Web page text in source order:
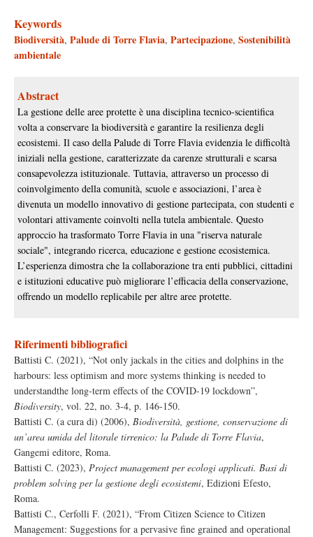
Keywords
Biodiversità, Palude di Torre Flavia, Partecipazione, Sostenibilità
ambientale
Abstract
La gestione delle aree protette è una disciplina tecnico-scientifica
volta a conservare la biodiversità e garantire la resilienza degli
ecosistemi. Il caso della Palude di Torre Flavia evidenzia le difficoltà
iniziali nella gestione, caratterizzate da carenze strutturali e scarsa
consapevolezza istituzionale. Tuttavia, attraverso un processo di
coinvolgimento della comunità, scuole e associazioni, l’area è
divenuta un modello innovativo di gestione partecipata, con studenti e
volontari attivamente coinvolti nella tutela ambientale. Questo
approccio ha trasformato Torre Flavia in una "riserva naturale
sociale", integrando ricerca, educazione e gestione ecosistemica.
L’esperienza dimostra che la collaborazione tra enti pubblici, cittadini
e istituzioni educative può migliorare l’efficacia della conservazione,
offrendo un modello replicabile per altre aree protette.
Riferimenti bibliografici
Battisti C. (2021), “Not only jackals in the cities and dolphins in the
harbours: less optimism and more systems thinking is needed to
understandthe long-term effects of the COVID-19 lockdown”,
Biodiversity, vol. 22, no. 3-4, p. 146-150.
Battisti C. (a cura di) (2006), Biodiversità, gestione, conservazione di
un’area umida del litorale tirrenico: la Palude di Torre Flavia,
Gangemi editore, Roma.
Battisti C. (2023), Project management per ecologi applicati. Basi di
problem solving per la gestione degli ecosistemi, Edizioni Efesto,
Roma.
Battisti C., Cerfolli F. (2021), “From Citizen Science to Citizen
Management: Suggestions for a pervasive fine grained and operational